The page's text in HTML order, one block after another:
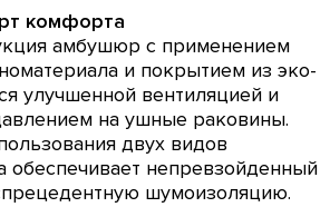
комфорта
амбушюр с применением
и покрытием из эко-
улучшенной вентиляцией и
на ушные раковины.
двух видов
обеспечивает непревзойденный
шумоизоляцию.